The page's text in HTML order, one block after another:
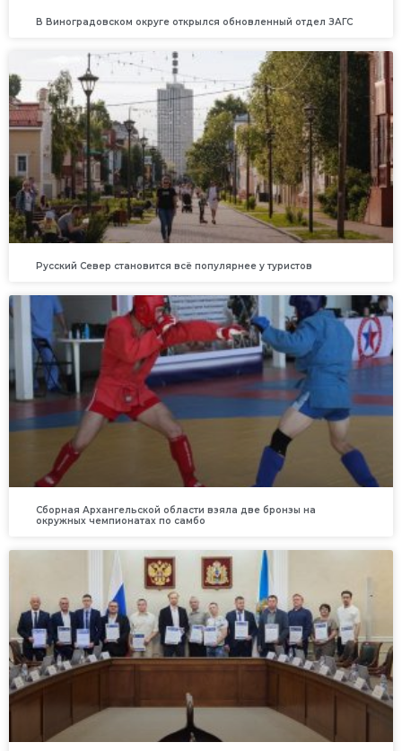
В Виноградовском округе открылся обновленный отдел ЗАГС
Русский Север становится всё популярнее у туристов
Сборная Архангельской области взяла две бронзы на
окружных чемпионатах по самбо